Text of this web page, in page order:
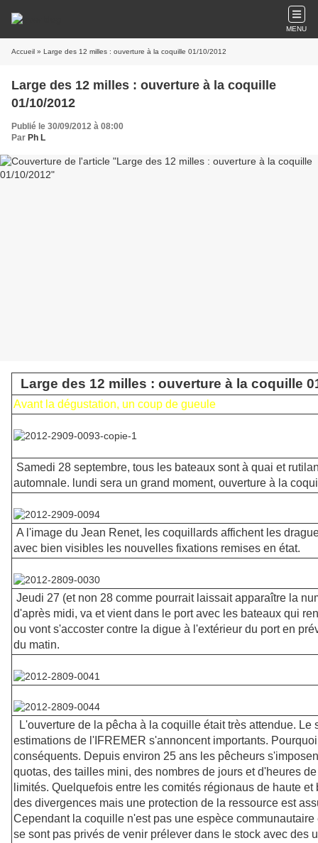
MENU
Accueil » Large des 12 milles : ouverture à la coquille 01/10/2012
Large des 12 milles : ouverture à la coquille
01/10/2012
Publié le 30/09/2012 à 08:00
Par Ph L
Large des 12 milles : ouverture à la coquille
Avant la dégustation, un coup de gueule
Samedi 28 septembre, tous les bateaux sont à quai et
automnale. lundi sera un grand moment, ouverture à la
A l'image du Jean Renet, les coquillards affichent les
avec bien visibles les nouvelles fixations remises en état.
Jeudi 27 (et non 28 comme pourrait laissait apparaître la
d'après midi, va et vient dans le port avec les bateaux qui
ou vont s'accoster contre la digue à l'extérieur du port en
du matin.
L'ouverture de la pêcha à la coquille était très attendue. Le
estimations de l'IFREMER s'annoncent importants.
conséquents. Depuis environ 25 ans les pêcheurs
quotas, des tailles mini, des nombres de jours et d'heures
limités. Quelquefois entre les comités régionaus de haute
des divergences mais une protection de la ressource est
Cependant la coquille n'est pas une espèce
se sont pas privés de venir prélever dans le stock avec des